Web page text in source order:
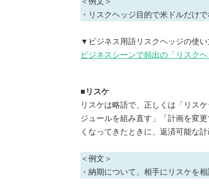
・リスクヘッジ目的で米ドルだけ
▼ビジネス用語リスクヘッジの使
ビジネスシーンで頻出の「リスク
■リスケ
リスケは略語で、正しくは「リス
ジュールを組み直す」「計画を変
くなってきたときに、返済可能な
＜例文＞
・納期について、相手にリスケを相